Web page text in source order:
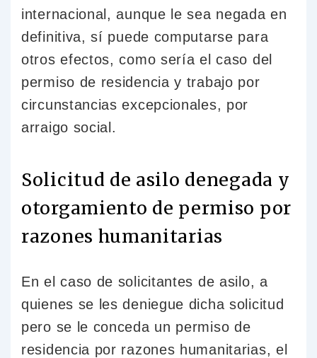
internacional, aunque le sea negada en
definitiva, sí puede computarse para
otros efectos, como sería el caso del
permiso de residencia y trabajo por
circunstancias excepcionales, por
arraigo social.
Solicitud de asilo denegada y
otorgamiento de permiso por
razones humanitarias
En el caso de solicitantes de asilo, a
quienes se les deniegue dicha solicitud
pero se le conceda un permiso de
residencia por razones humanitarias, el